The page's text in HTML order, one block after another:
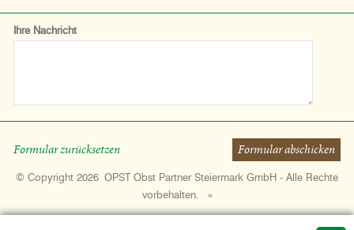
Ihre Nachricht
Formular zurücksetzen Formular abschicken
© Copyright 2026 OPST Obst Partner Steiermark GmbH - Alle Rechte
vorbehalten.
»